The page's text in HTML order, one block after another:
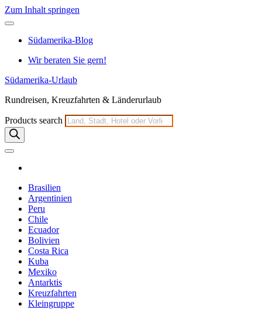
Zum Inhalt springen
Südamerika-Blog
Wir beraten Sie gern!
Südamerika-Urlaub
Rundreisen, Kreuzfahrten & Länderurlaub
Products search
Brasilien
Argentinien
Peru
Chile
Ecuador
Bolivien
Costa Rica
Kuba
Mexiko
Antarktis
Kreuzfahrten
Kleingruppe